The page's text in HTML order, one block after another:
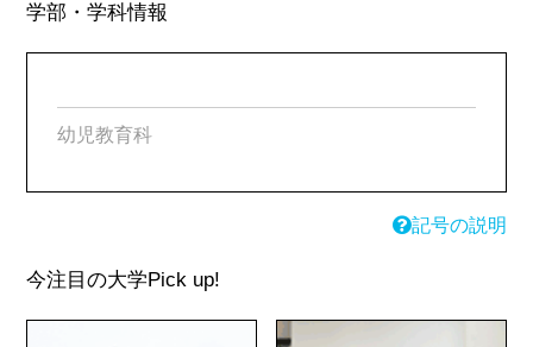
学部・学科情報
幼児教育科
記号の説明
今注目の大学Pick up!